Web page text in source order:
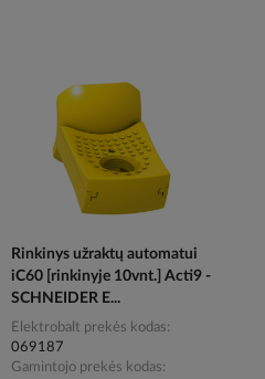
Rinkinys užraktų automatui
iC60 [rinkinyje 10vnt.] Acti9 -
SCHNEIDER E...
Elektrobalt prekės kodas
069187
Gamintojo prekės kodas